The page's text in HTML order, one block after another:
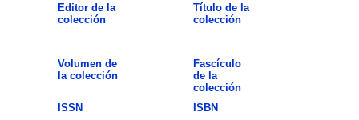
Editor de la
colección
Título de la
colección
Volumen de
la colección
Fascículo
de la
colección
ISSN
ISBN